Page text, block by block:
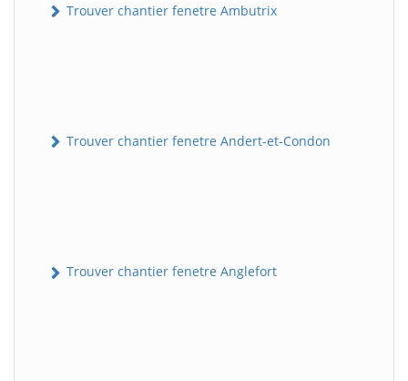
Trouver chantier fenetre Ambutrix
Trouver chantier fenetre Andert-et-Condon
Trouver chantier fenetre Anglefort